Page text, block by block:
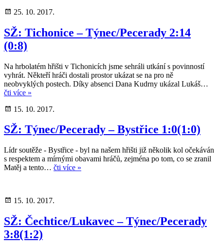
25. 10. 2017.
SŽ: Tichonice – Týnec/Pecerady 2:14
(0:8)
Na hrbolatém hřišti v Tichonicích jsme sehráli utkání s povinností
vyhrát. Někteří hráči dostali prostor ukázat se na pro ně
neobvyklých postech. Díky absenci Dana Kudrny ukázal Lukáš…
čti více »
15. 10. 2017.
SŽ: Týnec/Pecerady – Bystřice 1:0(1:0)
Lídr soutěže - Bystřice - byl na našem hřišti již několik kol očekáván
s respektem a mírnými obavami hráčů, zejména po tom, co se zranil
Matěj a tento… čti více »
15. 10. 2017.
SŽ: Čechtice/Lukavec – Týnec/Pecerady
3:8(1:2)